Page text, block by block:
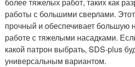
работы с большими сверлами.
прочный и обеспечивает большую
работе с тяжелыми насадками.
какой патрон выбрать, SDS-plus
универсальным вариантом.